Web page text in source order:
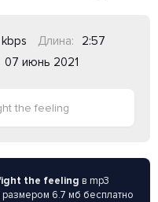
Длина:
2:57
07 июнь 2021
the feeling
the feeling в mp3
6.7 мб бесплатно